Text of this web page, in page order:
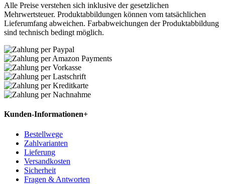
Alle Preise verstehen sich inklusive der gesetzlichen
Mehrwertsteuer. Produktabbildungen können vom tatsächlichen
Lieferumfang abweichen. Farbabweichungen der Produktabbildung
sind technisch bedingt möglich.
Kunden-Informationen+
Bestellwege
Zahlvarianten
Lieferung
Versandkosten
Sicherheit
Fragen & Antworten